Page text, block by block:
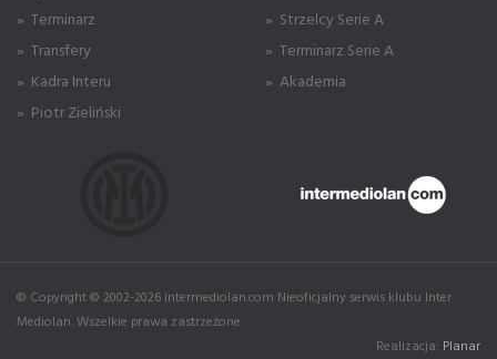
» Terminarz
» Transfery
» Kadra Interu
» Piotr Zieliński
» Strzelcy Serie A
» Terminarz Serie A
» Akademia
© Copyright © 2002-2026 intermediolan.com Nieoficjalny serwis klubu Inter
Mediolan. Wszelkie prawa zastrzeżone.
Realizacja: Planar